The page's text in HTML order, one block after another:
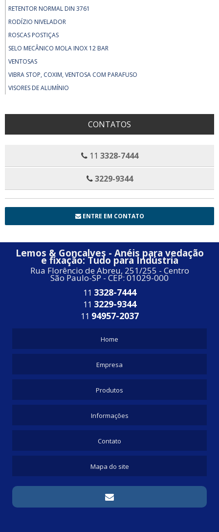
RETENTOR NORMAL DIN 3761
RODÍZIO NIVELADOR
ROSCAS POSTIÇAS
SELO MECÂNICO MOLA INOX 12 BAR
VENTOSAS
VIBRA STOP, COXIM, VENTOSA COM PARAFUSO
VISORES DE ALUMÍNIO
CONTATOS
11 3328-7444
3229-9344
ENTRE EM CONTATO
Lemos & Goncalves - Anéis para vedação
e fixação: Tudo para Indústria
Rua Florêncio de Abreu, 251/255 - Centro
São Paulo-SP - CEP: 01029-000
11 3328-7444
11 3229-9344
11 94957-2037
Home
Empresa
Produtos
Informações
Contato
Mapa do site